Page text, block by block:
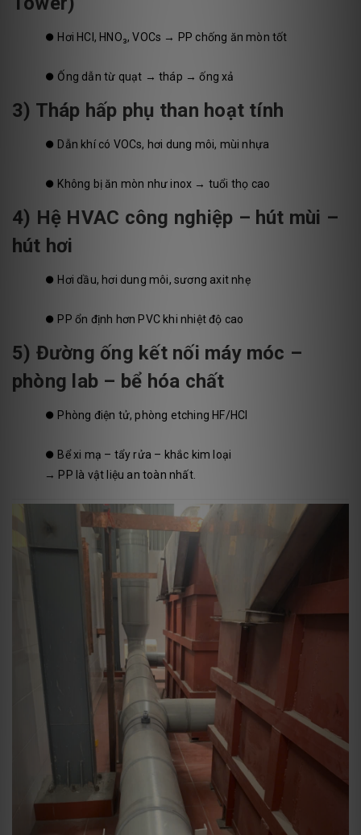
⏺️ Hơi HCl, HNO₃, VOCs → PP chống ăn mòn tốt
⏺️ Ống dẫn từ quạt → tháp → ống xả
3) Tháp hấp phụ than hoạt tính
⏺️ Dẫn khí có VOCs, hơi dung môi, mùi nhựa
⏺️ Không bị ăn mòn như inox → tuổi thọ cao
4) Hệ HVAC công nghiệp – hút mùi –
hút hơi
⏺️ Hơi dầu, hơi dung môi, sương axit nhẹ
⏺️ PP ổn định hơn PVC khi nhiệt độ cao
5) Đường ống kết nối máy móc –
phòng lab – bể hóa chất
⏺️ Phòng điện tử, phòng etching HF/HCl
⏺️ Bể xi mạ – tẩy rửa – khắc kim loại
→ PP là vật liệu an toàn nhất.